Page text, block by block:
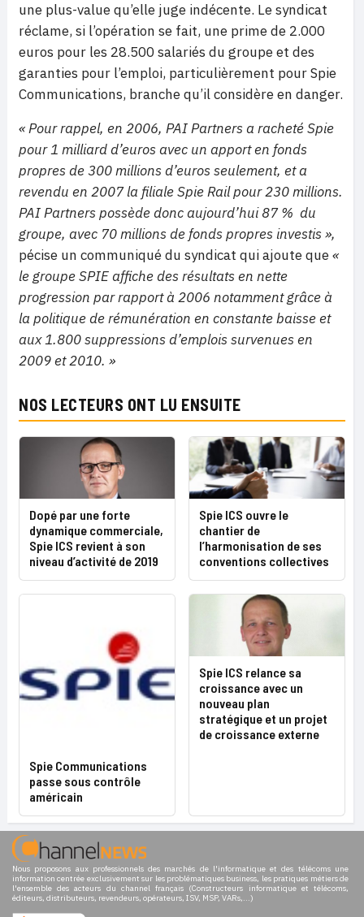
une plus-value qu’elle juge indécente. Le syndicat
réclame, si l’opération se fait, une prime de 2.000
euros pour les 28.500 salariés du groupe et des
garanties pour l’emploi, particulièrement pour Spie
Communications, branche qu’il considère en danger.
« Pour rappel, en 2006, PAI Partners a racheté Spie
pour 1 milliard d’euros avec un apport en fonds
propres de 300 millions d’euros seulement, et a
revendu en 2007 la filiale Spie Rail pour 230 millions.
PAI Partners possède donc aujourd’hui 87 % du
groupe, avec 70 millions de fonds propres investis»,
pécise un communiqué du syndicat qui ajoute que«
le groupe SPIE affiche des résultats en nette
progression par rapport à 2006 notamment grâce à
la politique de rémunération en constante baisse et
aux 1.800 suppressions d’emplois survenues en
2009 et 2010. »
NOS LECTEURS ONT LU ENSUITE
Dopé par une forte
dynamique commerciale,
Spie ICS revient à son
niveau d’activité de 2019
Spie ICS ouvre le
chantier de
l’harmonisation de ses
conventions collectives
Spie Communications
passe sous contrôle
américain
Spie ICS relance sa
croissance avec un
nouveau plan
stratégique et un projet
de croissance externe
Nous proposons aux professionnels des marchés de l'informatique et des télécoms une
information centrée exclusivement sur les problématiques business, les pratiques métiers de
l'ensemble des acteurs du channel français (Constructeurs informatique et télécoms,
éditeurs, distributeurs, revendeurs, opérateurs, ISV, MSP, VARs,...)